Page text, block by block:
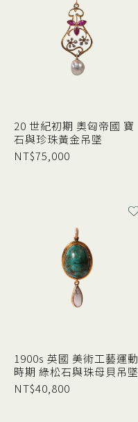
20 世紀初期 奧匈帝國 寶
石與珍珠黃金吊墜
NT$75,000
1900s 英國 美術工藝運動
時期 綠松石與珠母貝吊墜
NT$40,800